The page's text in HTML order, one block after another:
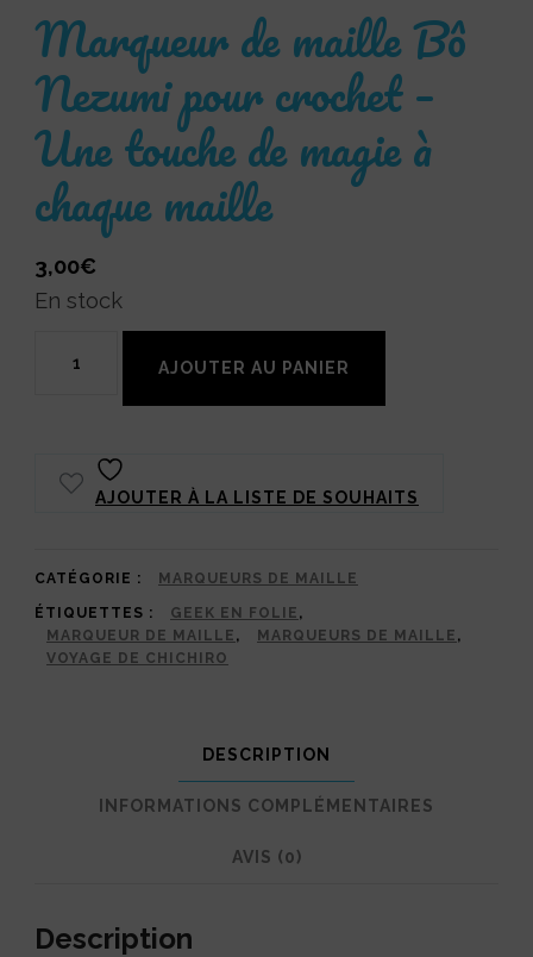
Marqueur de maille Bô
Nezumi pour crochet –
Une touche de magie à
chaque maille
3,00€
En stock
de
maille
Nezumi
pour
crochet
chaque
AJOUTER AU PANIER
AJOUTER À LA LISTE DE SOUHAITS
CATÉGORIE : MARQUEURS DE MAILLE
ÉTIQUETTES : GEEK EN FOLIE ,
MARQUEUR DE MAILLE , MARQUEURS DE MAILLE ,
VOYAGE DE CHICHIRO
DESCRIPTION
INFORMATIONS COMPLÉMENTAIRES
AVIS (0)
Description